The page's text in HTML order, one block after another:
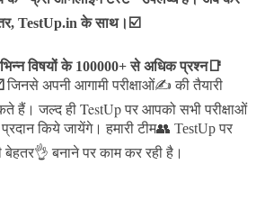
TestUp.in के साथ।☑️
विषयों के 100000+ से अधिक प्रश्न📑
जिनसे अपनी आगामी परीक्षाओं✍️ की तैयारी
हैं।जल्द ही TestUp पर आपको सभी परीक्षाओं
किये जायेंगे। हमारी टीम👥 TestUp पर
बनाने पर काम कर रही है।